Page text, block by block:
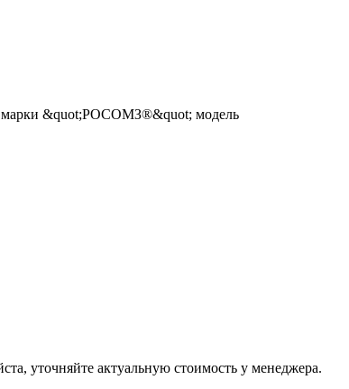
марки &quot;РОСОМЗ®&quot; модель
уточняйте актуальную стоимость у менеджера.